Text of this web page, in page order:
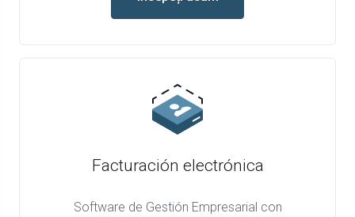
Facturación electrónica
Software de Gestión Empresarial con